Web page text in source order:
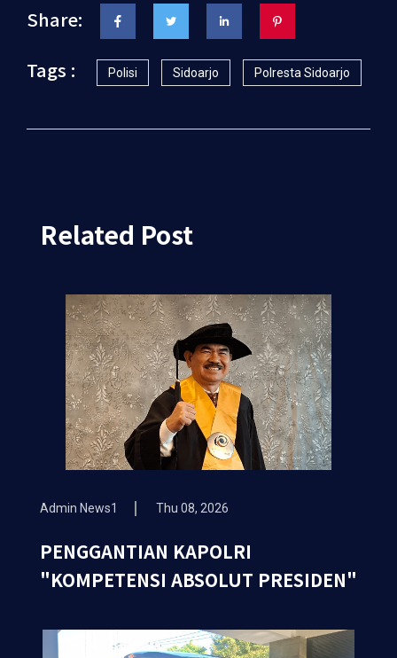
Share:
Tags :
Polisi Sidoarjo Polresta Sidoarjo
Related Post
Admin News1 Thu 08, 2026
PENGGANTIAN KAPOLRI
"KOMPETENSI ABSOLUT PRESIDEN"